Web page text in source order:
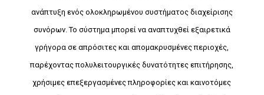
ανάπτυξη ενός ολοκληρωμένου συστήματος διαχείρισης
συνόρων. Το σύστημα μπορεί να αναπτυχθεί εξαιρετικά
γρήγορα σε απρόσιτες και απομακρυσμένες περιοχές,
παρέχοντας πολυλειτουργικές δυνατότητες επιτήρησης,
χρήσιμες επεξεργασμένες πληροφορίες και καινοτόμες